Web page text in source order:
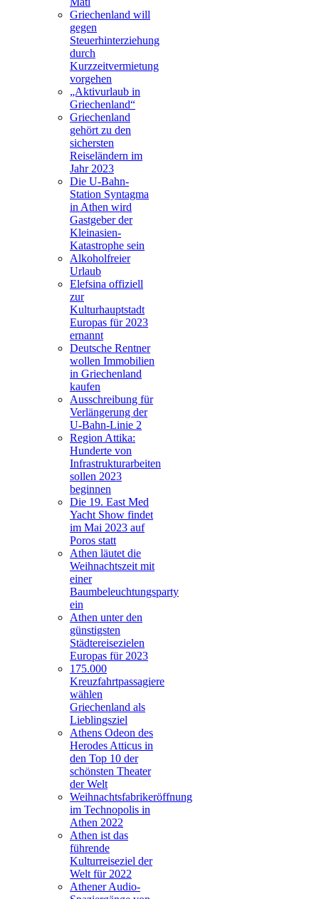
Griechenland will
gegen
Steuerhinterziehung
durch
Kurzzeitvermietung
vorgehen
„Aktivurlaub in
Griechenland“
Griechenland
gehört zu den
sichersten
Reiseländern im
Jahr 2023
Die U-Bahn-
Station Syntagma
in Athen wird
Gastgeber der
Kleinasien-
Katastrophe sein
Alkoholfreier
Urlaub
Elefsina offiziell
zur
Kulturhauptstadt
Europas für 2023
ernannt
Deutsche Rentner
wollen Immobilien
in Griechenland
kaufen
Ausschreibung für
Verlängerung der
U-Bahn-Linie 2
Region Attika:
Hunderte von
Infrastrukturarbeiten
sollen 2023
beginnen
Die 19. East Med
Yacht Show findet
im Mai 2023 auf
Poros statt
Athen läutet die
Weihnachtszeit mit
einer
Baumbeleuchtungsparty
ein
Athen unter den
günstigsten
Städtereisezielen
Europas für 2023
175.000
Kreuzfahrtpassagiere
wählen
Griechenland als
Lieblingsziel
Athens Odeon des
Herodes Atticus in
den Top 10 der
schönsten Theater
der Welt
Weihnachtsfabrikeröffnung
im Technopolis in
Athen 2022
Athen ist das
führende
Kulturreiseziel der
Welt für 2022
Athener Audio-